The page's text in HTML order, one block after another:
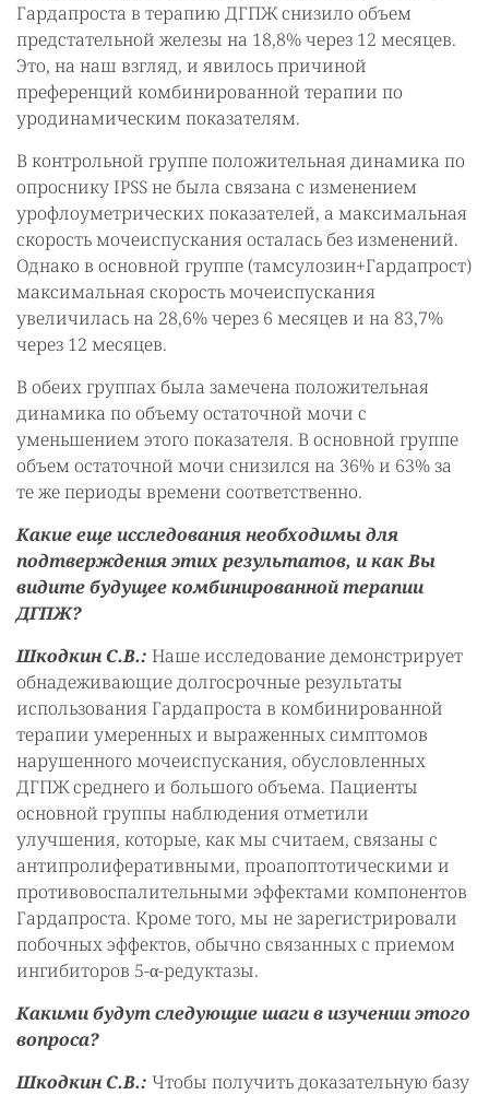
Гардапроста в терапию ДГПЖ снизило объем
предстательной железы на 18,8% через 12 месяцев.
Это, на наш взгляд, и явилось причиной
преференций комбинированной терапии по
уродинамическим показателям.
В контрольной группе положительная динамика по
опроснику IPSS не была связана с изменением
урофлоуметрических показателей, а максимальная
скорость мочеиспускания осталась без изменений.
Однако в основной группе (тамсулозин+Гардапрост)
максимальная скорость мочеиспускания
увеличилась на 28,6% через 6 месяцев и на 83,7%
через 12 месяцев.
В обеих группах была замечена положительная
динамика по объему остаточной мочи с
уменьшением этого показателя. В основной группе
объем остаточной мочи снизился на 36% и 63% за
те же периоды времени соответственно.
Какие еще исследования необходимы для
подтверждения этих результатов, и как Вы
видите будущее комбинированной терапии
ДГПЖ?
Шкодкин С.В.: Наше исследование демонстрирует
обнадеживающие долгосрочные результаты
использования Гардапроста в комбинированной
терапии умеренных и выраженных симптомов
нарушенного мочеиспускания, обусловленных
ДГПЖ среднего и большого объема. Пациенты
основной группы наблюдения отметили
улучшения, которые, как мы считаем, связаны с
антипролиферативными, проапоптотическими и
противовоспалительными эффектами компонентов
Гардапроста. Кроме того, мы не зарегистрировали
побочных эффектов, обычно связанных с приемом
ингибиторов 5-α-редуктазы.
Какими будут следующие шаги в изучении этого
вопроса?
Шкодкин С.В.: Чтобы получить доказательную базу